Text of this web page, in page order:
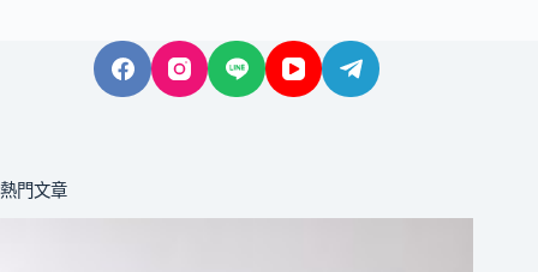
熱門文章